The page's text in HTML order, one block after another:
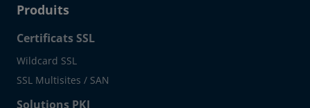
Produits
Certificats SSL
Wildcard SSL
SSL Multisites / SAN
Solutions PKI